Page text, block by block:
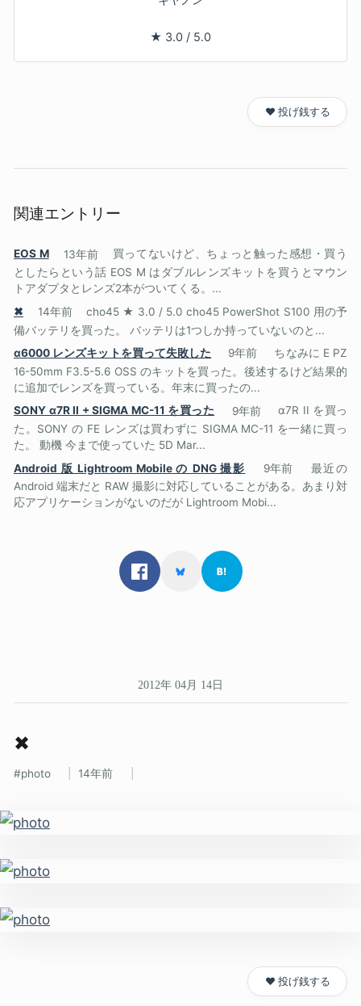
★ 3.0 / 5.0
❤️ 投げ銭する
関連エントリー
EOS M 13年前
買ってないけど、ちょっと触った感想・買う
としたらという話 EOS M はダブルレンズキットを買うとマウン
トアダプタとレンズ2本がついてくる。...
✖
14年前
cho45 ★ 3.0 / 5.0 cho45 PowerShot S100 用の予
備バッテリを買った。 バッテリは1つしか持っていないのと...
α6000 レンズキットを買って失敗した
9年前
ちなみに E PZ
16-50mm F3.5-5.6 OSS のキットを買った。後述するけど結果的
に追加でレンズを買っている。年末に買ったの...
SONY α7R II + SIGMA MC-11 を買った
9年前
α7R II を買っ
た。SONY の FE レンズは買わずに SIGMA MC-11 を一緒に買っ
た。 動機 今まで使っていた 5D Mar...
Android 版 Lightroom Mobile の DNG 撮影
9年前
最近の
Android 端末だと RAW 撮影に対応していることがある。あまり対
応アプリケーションがないのだが Lightroom Mobi...
2012年 04月 14日
✖
photo 14年前
❤️ 投げ銭する